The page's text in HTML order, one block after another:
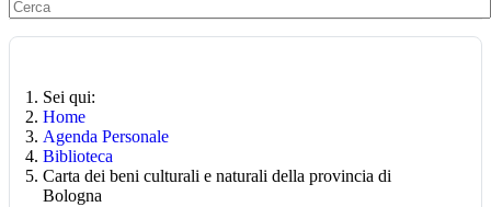
Sei qui:
Home
Agenda Personale
Biblioteca
Carta dei beni culturali e naturali della provincia di
Bologna